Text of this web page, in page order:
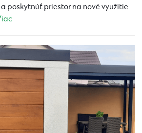
poskytnúť priestor na nové využitie